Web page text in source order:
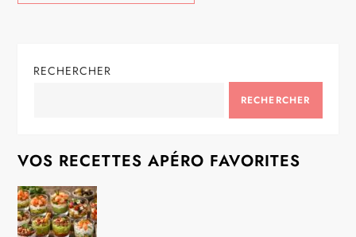
RECHERCHER
RECHERCHER
VOS RECETTES APÉRO FAVORITES